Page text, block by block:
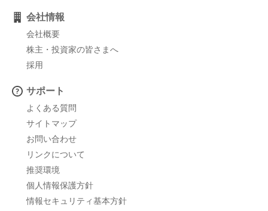
会社情報
会社概要
株主・投資家の皆さまへ
採用
サポート
よくある質問
サイトマップ
お問い合わせ
リンクについて
推奨環境
個人情報保護方針
情報セキュリティ基本方針